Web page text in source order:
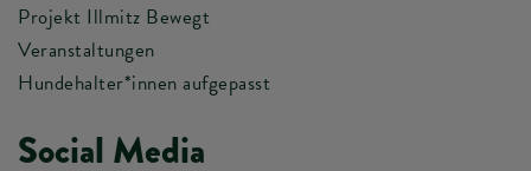
Projekt Illmitz Bewegt
Veranstaltungen
Hundehalter*innen aufgepasst
Social Media